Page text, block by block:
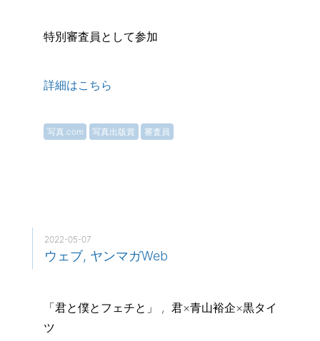
特別審査員として参加
詳細はこちら
写真.com 写真出版賞 審査員
2022-05-07
ウェブ, ヤンマガWeb
「君と僕とフェチと」 , 君×青山裕企×黒タイ
ツ